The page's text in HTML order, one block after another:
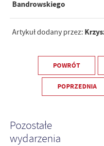
Bandrowskiego
Artykuł dodany przez:
POWRÓT
POPRZEDNIA
Pozostałe
wydarzenia